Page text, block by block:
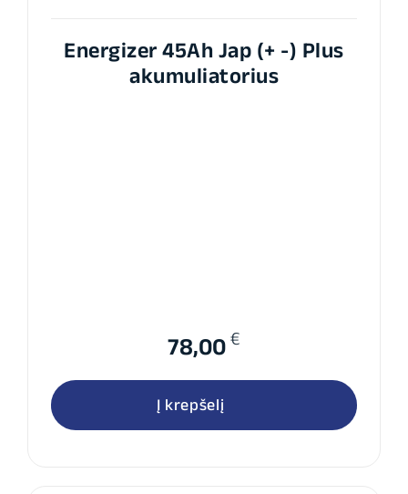
Energizer 45Ah Jap (+ -) Plus
akumuliatorius
78,00 €
Į krepšelį